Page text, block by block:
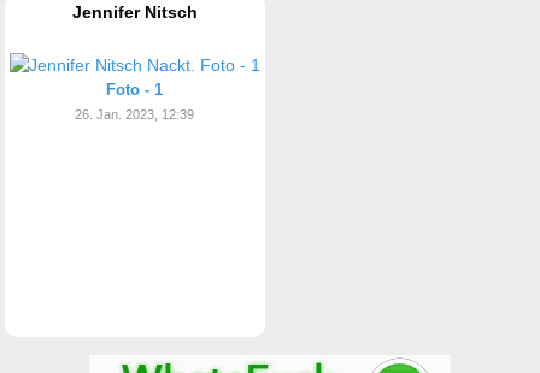
Jennifer Nitsch
Foto - 1
26. Jan. 2023, 12:39